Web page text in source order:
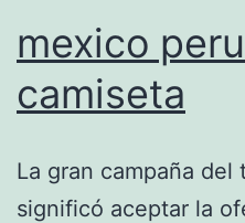
mexico
camiseta
La gran campaña
significó aceptar la